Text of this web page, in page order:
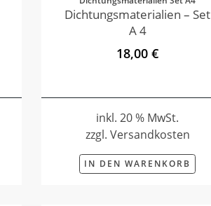
Dichtungsmaterialien – Set
A 4
18,00 €
inkl. 20 % MwSt.
zzgl. Versandkosten
IN DEN WARENKORB